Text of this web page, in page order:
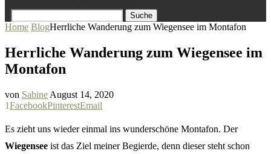
Suche
Home BlogHerrliche Wanderung zum Wiegensee im Montafon
Herrliche Wanderung zum Wiegensee im
Montafon
von Sabine August 14, 2020
1FacebookPinterestEmail
Es zieht uns wieder einmal ins wunderschöne Montafon. Der
Wiegensee ist das Ziel meiner Begierde, denn dieser steht schon